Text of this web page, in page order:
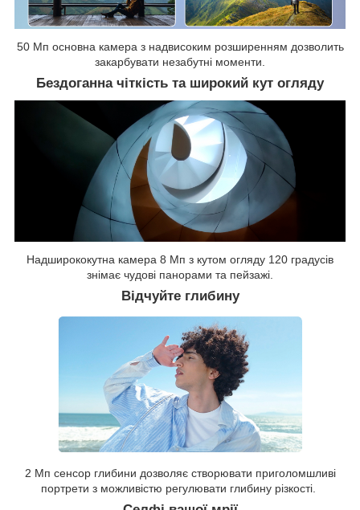
50 Мп основна камера з надвисоким розширенням дозволить
закарбувати незабутні моменти.
Бездоганна чіткість та широкий кут огляду
Надширококутна камера 8 Мп з кутом огляду 120 градусів
знімає чудові панорами та пейзажі.
Відчуйте глибину
2 Мп сенсор глибини дозволяє створювати приголомшливі
портрети з можливістю регулювати глибину різкості.